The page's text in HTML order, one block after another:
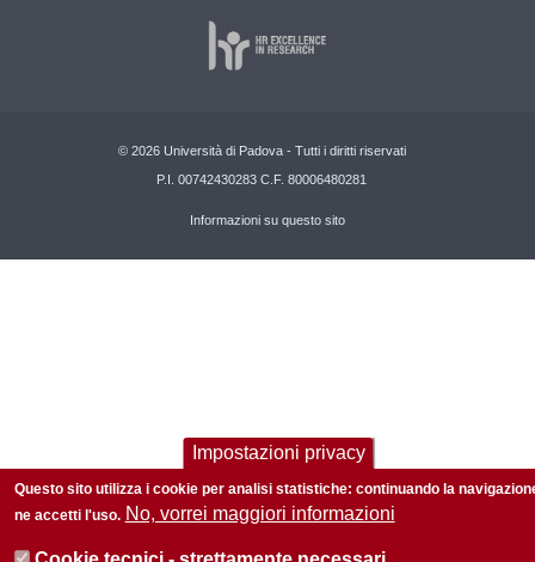
© 2026 Università di Padova - Tutti i diritti riservati
P.I. 00742430283 C.F. 80006480281
Informazioni su questo sito
Impostazioni privacy
Questo sito utilizza i cookie per analisi statistiche: continuando la
ne accetti l'uso. No, vorrei maggiori informazioni